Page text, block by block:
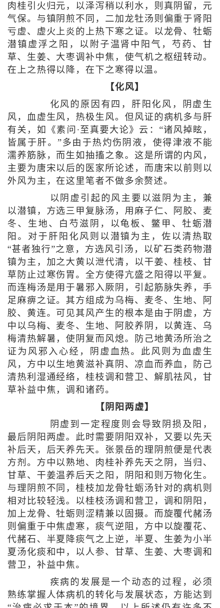
肉桂引火归元，以泽泻稍以利水，则真阴留，元
气保。与镇阴煎不同，二加龙牡汤则偏重于肾阳
亏虚、虚火上炎的上热下寒之证。以龙骨、牡蛎
潜镇虚浮之阳，以附子温肾中阳气，芍药、甘
草、生姜、大枣调补中焦，使气机之枢纽转动。
在上之热得以降，在下之寒得以温。
【化风】
化风的原因有四，肝阳化风，阴虚生
风，血虚生风，热极生风。但风证的病机多与肝
有关，如《素问·至真要大论》云：“诸风掉眩，
皆属于肝。”多由于热灼伤阴液，使得津液不能
濡养筋脉，而生如抽搐之象。这是所谓的内风，
主要为唐宋以后的医家所论述，而唐宋以前则以
外风为主，在这里笔者不做多余赘述。
以阴虚引起的风主要以滋阴为主，兼
以潜镇，方选三甲复脉汤，用麻子仁、阿胶、麦
冬、生地、白芍滋阴，以龟板、鳖甲、牡蛎潜
阳。对于肝阳化风则以潜镇为主，佐以清热取
“甚者独行”之意，方选风引汤，以矿石类药物潜
镇为主，加之大黄以泄代清，以干姜、桂枝、甘
草防止过寒伤胃。全方使得亢盛之阳得以平复。
而连梅汤是用于暑邪入厥阴，引起筋脉失养，手
足麻痹之证。其方组成为乌梅、麦冬、生地、阿
胶、黄连。可见其风产生的根本是由于阴虚，方
中以乌梅、麦冬、生地、阿胶养阴，以黄连、乌
梅清热解暑，使阴复而风熄。防己地黄汤所治之
证为风邪入心经，阴虚血热。此风则为血虚生
风，方中以生地黄滋补真阴、凉血而养血，防己
清热利湿通经络，桂枝调和营卫、解肌祛风，甘
草补益中焦，调和诸药。
【阴阳两虚】
阴虚到一定程度则会导致阴损及阳，
最后阴阳两虚。此时需要阴阳双补，又要以先天
补后天，后天养先天。张景岳的理阴煎便是代表
方剂。方中以熟地、肉桂补养先天之阴，当归、
甘草、干姜温养后天之阳，阴阳和则万物化生。
与理阴煎不同，桂枝加龙骨牡蛎汤针对的病机则
相对比较轻浅。以桂枝汤调和营卫，调和阴阳，
加上龙骨、牡蛎则涩精兼以固摄。而旋覆代赭汤
则偏重于中焦虚寒，痰气逆阻，方中以旋覆花、
代赭石、半夏降痰气之上逆，半夏、生姜为小半
夏汤化痰和中，以人参、甘草、生姜、大枣调和
营卫，补益中焦。
疾病的发展是一个动态的过程，必须
熟练掌握人体病机的转化与发展状态，方能达到